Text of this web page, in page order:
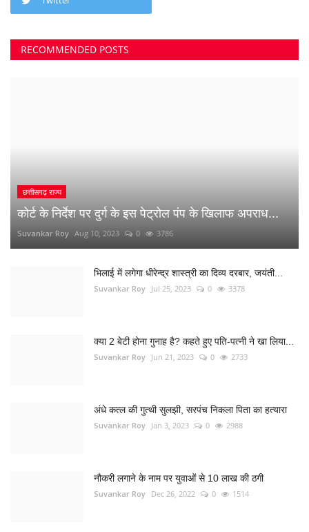
RECOMMENDED POSTS
छत्तीसगढ़ राज्य
कोर्ट के निर्देश पर दुर्ग के इस पेट्रोल पंप के खिलाफ अपराध...
Suvankar Roy Aug 10, 2023 0 3786
भिलाई में लगेगा धीरेन्द्र शास्त्री का दिव्य दरबार, जयंती...
Suvankar Roy Jul 25, 2023 0 3378
क्या 2 बेटी होना गुनाह है? कहते हुए पति-पत्नी ने खा लिया...
Suvankar Roy Jun 21, 2023 0 2733
अंधे कत्ल की गुत्थी सुलझी, सरपंच निकला पिता का हत्यारा
Suvankar Roy Jan 3, 2023 0 2988
नौकरी लगाने के नाम पर युवाओं से 10 लाख की ठगी
Suvankar Roy Dec 26, 2022 0 1514